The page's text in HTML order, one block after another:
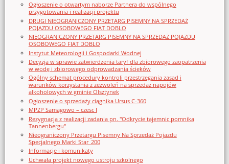
Ogłoszenie o otwartym naborze Partnera do wspólnego
przygotowania i realizacji projektu
DRUGI NIEOGRANICZONY PRZETARG PISEMNY NA SPRZEDAŻ
POJAZDU OSOBOWEGO FIAT DOBLO
NIEOGRANICZONY PRZETARG PISEMNY NA SPRZEDAŻ POJAZDU
OSOBOWEGO FIAT DOBLO
Instytut Meteorologii i Gospodarki Wodnej
Decyzja w sprawie zatwierdzenia taryf dla zbiorowego zaopatrzenia
w wodę i zbiorowego odprowadzania ścieków
Ogólny schemat procedury kontroli przestrzegania zasad i
warunków korzystania z zezwoleń na sprzedaż napojów
alkoholowych w gminie Olsztynek
Ogłoszenie o sprzedaży ciągnika Ursus C-360
MPZP Samagowo – czesc I
Rezygnacja z realizacji zadania pn. "Odkrycie tajemnic pomnika
Tannenbergu"
Nieograniczony Przetargu Pisemny Na Sprzedaż Pojazdu
Specjalnego Marki Star_200
Informacje i komunikaty
Uchwała projekt nowego ustroju szkolnego